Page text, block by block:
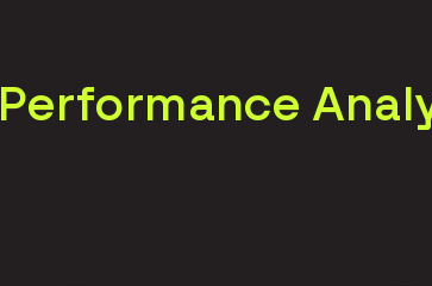
Performance